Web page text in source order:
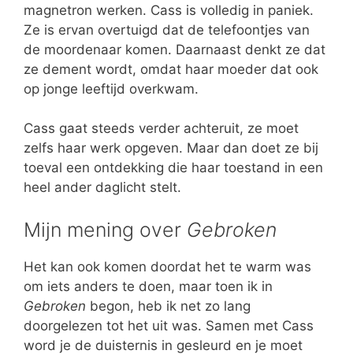
magnetron werken. Cass is volledig in paniek.
Ze is ervan overtuigd dat de telefoontjes van
de moordenaar komen. Daarnaast denkt ze dat
ze dement wordt, omdat haar moeder dat ook
op jonge leeftijd overkwam.
Cass gaat steeds verder achteruit, ze moet
zelfs haar werk opgeven. Maar dan doet ze bij
toeval een ontdekking die haar toestand in een
heel ander daglicht stelt.
Mijn mening over Gebroken
Het kan ook komen doordat het te warm was
om iets anders te doen, maar toen ik in
Gebroken begon, heb ik net zo lang
doorgelezen tot het uit was. Samen met Cass
word je de duisternis in gesleurd en je moet